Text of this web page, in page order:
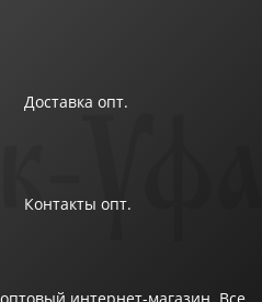
Доставка опт.
Контакты опт.